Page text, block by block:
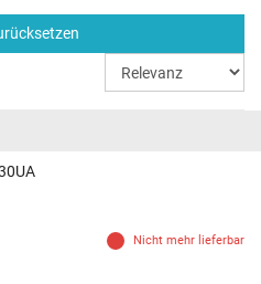
Nicht mehr lieferbar